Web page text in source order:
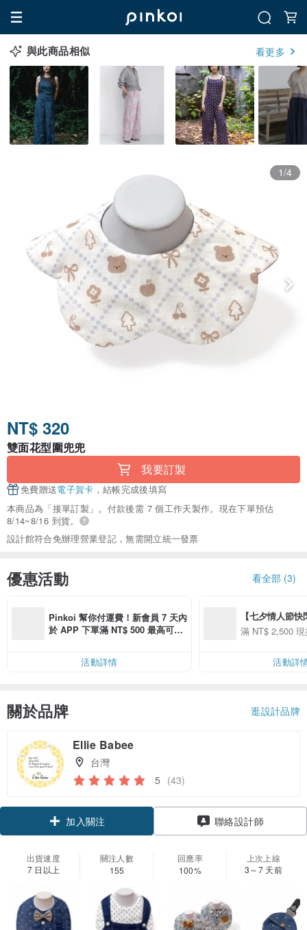
與此商品相似 看更多
1/4
NT$ 320
雙面花型圍兜兜
我要訂製
免費贈送電子賀卡 ，結帳完成後填寫
本商品為「接單訂製」。付款後需 7 個工作天製作。現在下單預估
8/14~8/16 到貨。
設計館符合免辦理營業登記，無需開立統一發票
優惠活動 看全部 (3)
Pinkoi 幫你付運費！新會員 7 天內
於 APP 下單滿 NT$ 500 最高可折
活動詳情
【七夕情人節
用 APP 購買任
滿 NT$ 2,500
活動詳
關於品牌 逛設計品牌
Ellie Babee
台灣
5 (43)
加入關注 聯絡設計師
出貨速度
7 日以上
關注人數
155
回應率
100%
上次上線
3～7 天前